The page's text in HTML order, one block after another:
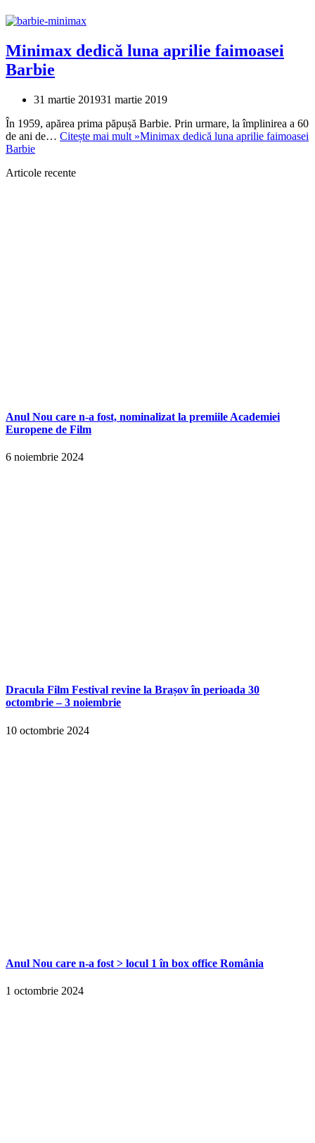
Minimax dedică luna aprilie faimoasei
Barbie
31 martie 201931 martie 2019
În 1959, apărea prima păpușă Barbie. Prin urmare, la împlinirea a 60
de ani de… Citește mai mult »Minimax dedică luna aprilie faimoasei
Barbie
Articole recente
Anul Nou care n-a fost, nominalizat la premiile Academiei
Europene de Film
6 noiembrie 2024
Dracula Film Festival revine la Brașov în perioada 30
octombrie – 3 noiembrie
10 octombrie 2024
Anul Nou care n-a fost > locul 1 în box office România
1 octombrie 2024